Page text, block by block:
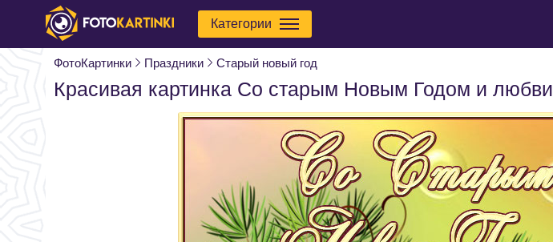
Категории
ФотоКартинки Праздники Старый новый год
Красивая картинка Со старым Новым Годом и любви